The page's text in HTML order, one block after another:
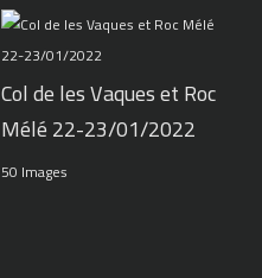
Col de les Vaques et Roc
Mélé 22-23/01/2022
50 Images